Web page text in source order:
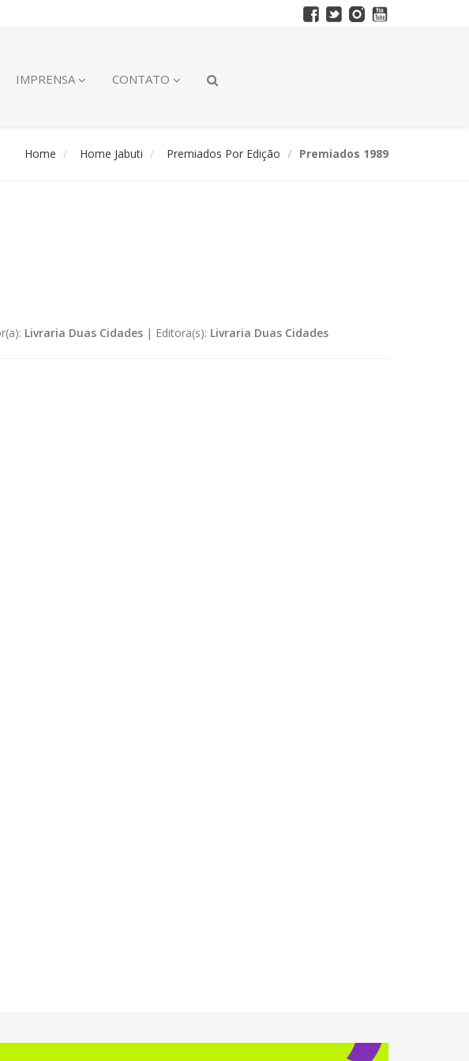
IMPRENSA CONTATO
Home Home Jabuti Premiados Por Edição Premiados 1989
Livraria Duas Cidades| Editora(s): Livraria Duas Cidades